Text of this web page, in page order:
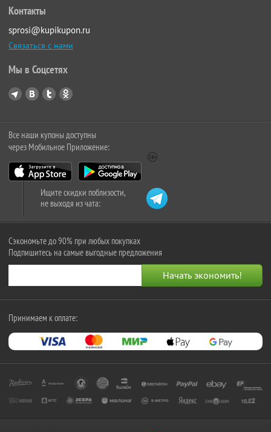
Контакты
sprosi@kupikupon.ru
Связаться с нами
Мы в Соцсетях
Все наши купоны доступны
через Мобильное Приложение:
Ищите скидки поблизости,
не выходя из чата:
Сэкономьте до 90% при любых покупках
Подпишитесь на самые выгодные предложения
Принимаем к оплате: